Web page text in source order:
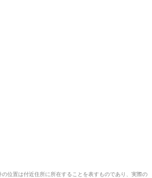
位置は付近住所に所在することを表すものであり、実際の